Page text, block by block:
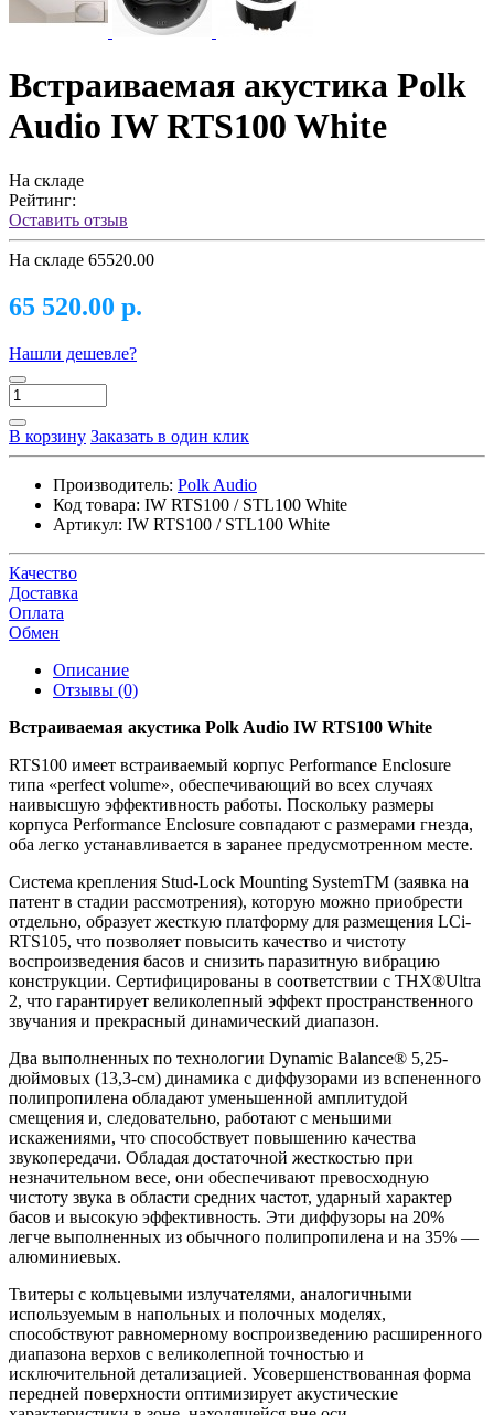
Встраиваемая акустика Polk
Audio IW RTS100 White
На складе
Рейтинг:
Оставить отзыв
На складе 65520.00
65 520.00 р.
Нашли дешевле?
В корзину Заказать в один клик
Производитель: Polk Audio
Код товара: IW RTS100 / STL100 White
Артикул: IW RTS100 / STL100 White
Качество
Доставка
Оплата
Обмен
Описание
Отзывы (0)
Встраиваемая акустика Polk Audio IW RTS100 White
RTS100 имеет встраиваемый корпус Performance Enclosure
типа «perfect volume», обеспечивающий во всех случаях
наивысшую эффективность работы. Поскольку размеры
корпуса Performance Enclosure совпадают с размерами гнезда,
оба легко устанавливается в заранее предусмотренном месте.
Система крепления Stud-Lock Mounting SystemTM (заявка на
патент в стадии рассмотрения), которую можно приобрести
отдельно, образует жесткую платформу для размещения LCi-
RTS105, что позволяет повысить качество и чистоту
воспроизведения басов и снизить паразитную вибрацию
конструкции. Сертифицированы в соответствии с THX®Ultra
2, что гарантирует великолепный эффект пространственного
звучания и прекрасный динамический диапазон.
Два выполненных по технологии Dynamic Balance® 5,25-
дюймовых (13,3-см) динамика с диффузорами из вспененного
полипропилена обладают уменьшенной амплитудой
смещения и, следовательно, работают с меньшими
искажениями, что способствует повышению качества
звукопередачи. Обладая достаточной жесткостью при
незначительном весе, они обеспечивают превосходную
чистоту звука в области средних частот, ударный характер
басов и высокую эффективность. Эти диффузоры на 20%
легче выполненных из обычного полипропилена и на 35% —
алюминиевых.
Твитеры с кольцевыми излучателями, аналогичными
используемым в напольных и полочных моделях,
способствуют равномерному воспроизведению расширенного
диапазона верхов с великолепной точностью и
исключительной детализацией. Усовершенствованная форма
передней поверхности оптимизирует акустические